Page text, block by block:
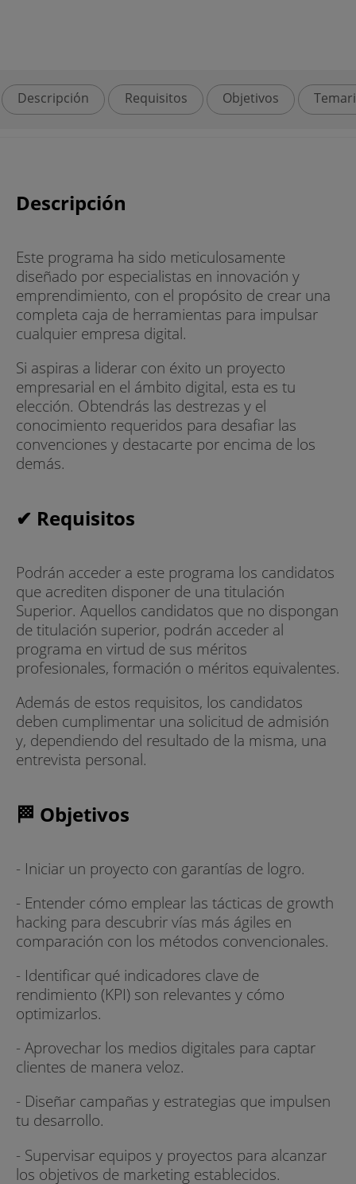
Descripción Requisitos Objetivos
Descripción
Este programa ha sido meticulosamente
diseñado por especialistas en innovación y
emprendimiento, con el propósito de crear una
completa caja de herramientas para impulsar
cualquier empresa digital.
Si aspiras a liderar con éxito un proyecto
empresarial en el ámbito digital, esta es tu
elección. Obtendrás las destrezas y el
conocimiento requeridos para desafiar las
convenciones y destacarte por encima de los
demás.
✔ Requisitos
Podrán acceder a este programa los candidatos
que acrediten disponer de una titulación
Superior. Aquellos candidatos que no dispongan
de titulación superior, podrán acceder al
programa en virtud de sus méritos
profesionales, formación o méritos equivalentes.
Además de estos requisitos, los candidatos
deben cumplimentar una solicitud de admisión
y, dependiendo del resultado de la misma, una
entrevista personal.
🏁 Objetivos
- Iniciar un proyecto con garantías de logro.
- Entender cómo emplear las tácticas de growth
hacking para descubrir vías más ágiles en
comparación con los métodos convencionales.
- Identificar qué indicadores clave de
rendimiento (KPI) son relevantes y cómo
optimizarlos.
- Aprovechar los medios digitales para captar
clientes de manera veloz.
- Diseñar campañas y estrategias que impulsen
tu desarrollo.
- Supervisar equipos y proyectos para alcanzar
los objetivos de marketing establecidos.